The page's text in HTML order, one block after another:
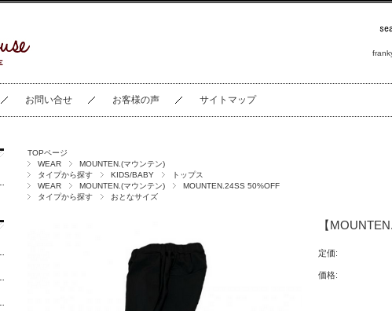
お問い合せ お客様の声 サイトマップ
TOPページ
WEAR
MOUNTEN.(マウンテン)
タイプから探す
KIDS/BABY
トップス
WEAR
MOUNTEN.(マウンテン)
MOUNTEN.24SS 50%OFF
タイプから探す
おとなサイズ
【
定価:
価格: